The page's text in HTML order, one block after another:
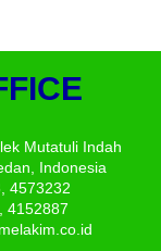
Mutatuli Indah
Indonesia
4573232
4152887